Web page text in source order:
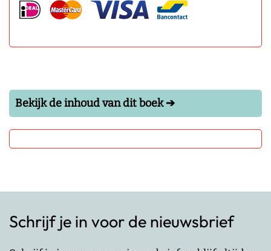
Bekijk de inhoud van dit boek ➔
Schrijf je in voor de nieuwsbrief